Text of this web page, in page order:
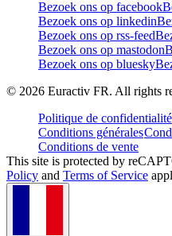
Bezoek ons op facebook
Bezoek ons op linkedin
Bezoek ons op rss-feed
Bezoek ons op mastodon
Bezoek ons op bluesky
© 2026 Euractiv FR. All rights
Politique de confidentialité
Conditions générales
Conditions de vente
This site is protected by
Policy and Terms of Service